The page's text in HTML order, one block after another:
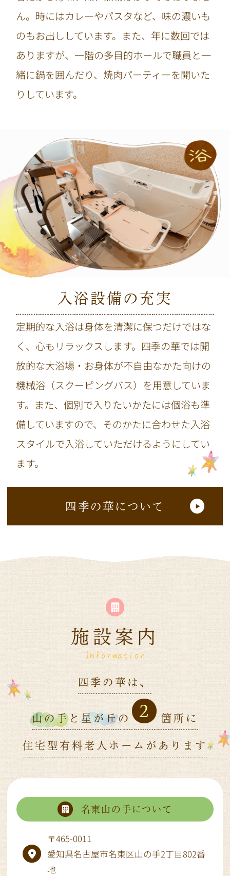
ん。時にはカレーやパスタなど、味の濃いも
のもお出ししています。また、年に数回では
ありますが、一階の多目的ホールで職員と一
緒に鍋を囲んだり、焼肉パーティーを開いた
りしています。
入浴設備の充実
定期的な入浴は身体を清潔に保つだけではな
く、心もリラックスします。四季の華では開
放的な大浴場・お身体が不自由なかた向けの
機械浴（スクーピングバス）を用意していま
す。また、個別で入りたいかたには個浴も準
備していますので、そのかたに合わせた入浴
スタイルで入浴していただけるようにしてい
ます。
四季の華について
施設案内
Information
四季の華は、
山の手と星が丘の 2 箇所に
住宅型有料老人ホームがあります
名東山の手について
〒465-0011
愛知県名古屋市名東区山の手2丁目802番
地